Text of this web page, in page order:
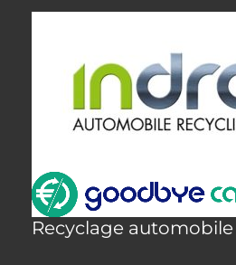
Recyclage automobile